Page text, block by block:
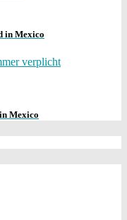
in Mexico
Mexico